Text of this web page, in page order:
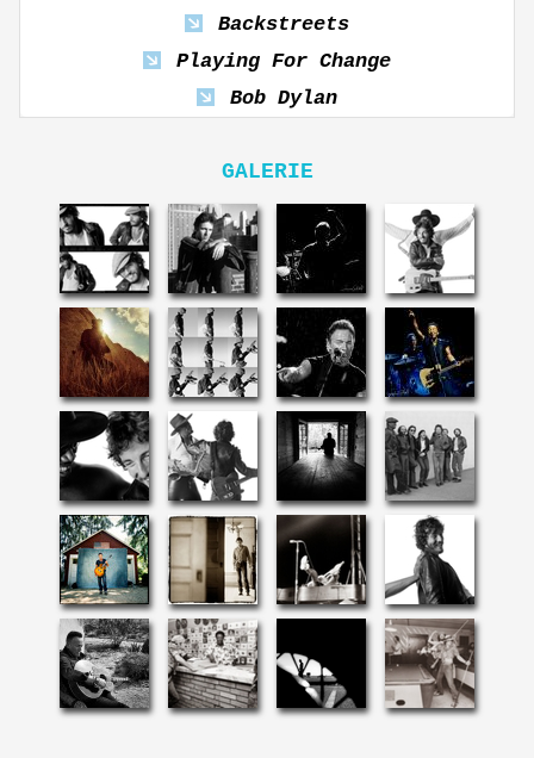
Backstreets
Playing For Change
Bob Dylan
GALERIE